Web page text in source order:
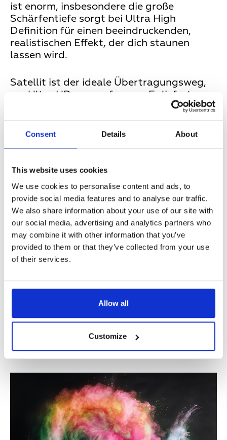
Consent Details About
This website uses cookies
We use cookies to personalise content and ads, to
provide social media features and to analyse our traffic.
We also share information about your use of our site with
our social media, advertising and analytics partners who
may combine it with other information that you’ve
provided to them or that they’ve collected from your use
of their services.
Allow all
Customize
ist enorm, insbesondere die große
Schärfentiefe sorgt bei Ultra High
Definition für einen beeindruckenden,
realistischen Effekt, der dich staunen
lassen wird.
Satellit ist der ideale Übertragungsweg,
um Ultra HD zu empfangen. Er liefert
genügend Bandbreite, um Ultra HD in
hoher Qualität flächendeckend in
Millionen von Haushalte zu bringen.
ULTRA HD